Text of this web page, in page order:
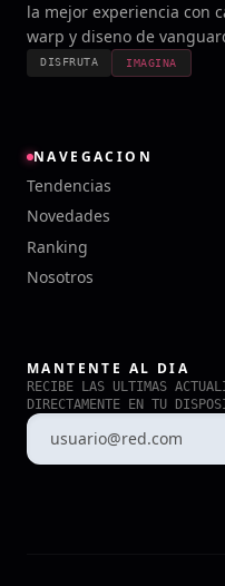
la mejor experiencia con
warp y diseno de
DISFRUTA IMAGINA
NAVEGACION
Tendencias
Novedades
Ranking
Nosotros
MANTENTE AL DIA
RECIBE LAS ULTIMAS
DIRECTAMENTE EN TU